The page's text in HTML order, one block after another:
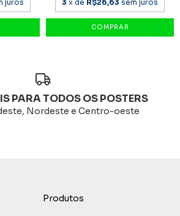
juros 3 x de R$26,63 sem juros
PARA TODOS OS POSTERS
Nordeste e Centro-oeste
Produtos